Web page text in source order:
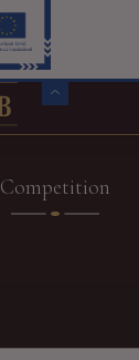
Competition